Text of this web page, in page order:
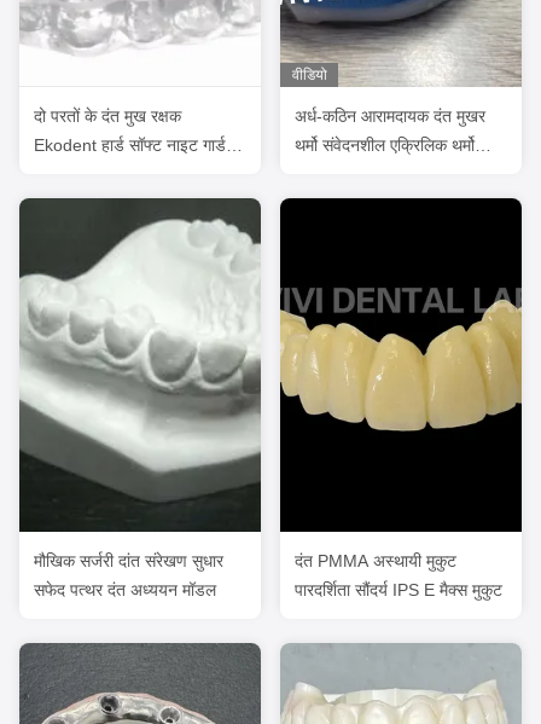
दो परतों के दंत मुख रक्षक
Ekodent हार्ड सॉफ्ट नाइट गार्ड
वीडियो
अर्ध-कठिन आरामदायक दंत मुखर
थर्मो संवेदनशील एक्रिलिक थर्मो
मौखिक सर्जरी दांत संरेखण सुधार
सफेद पत्थर दंत अध्ययन मॉडल
दंत PMMA अस्थायी मुकुट
पारदर्शिता सौंदर्य IPS E मैक्स मुकुट